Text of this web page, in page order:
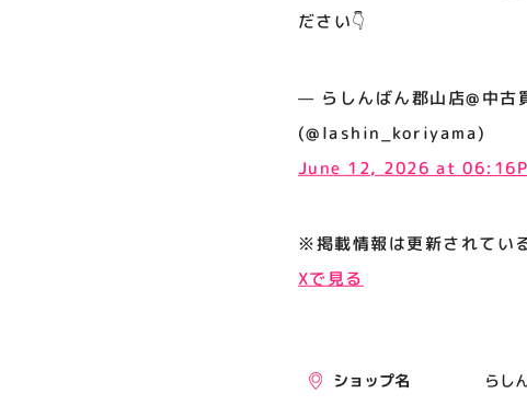
ださい👇
— らしんばん郡山店@中
(@lashin_koriyama)
June 12, 2026 at
※掲載情報は更新されてい
Xで見る
ショップ名 らし